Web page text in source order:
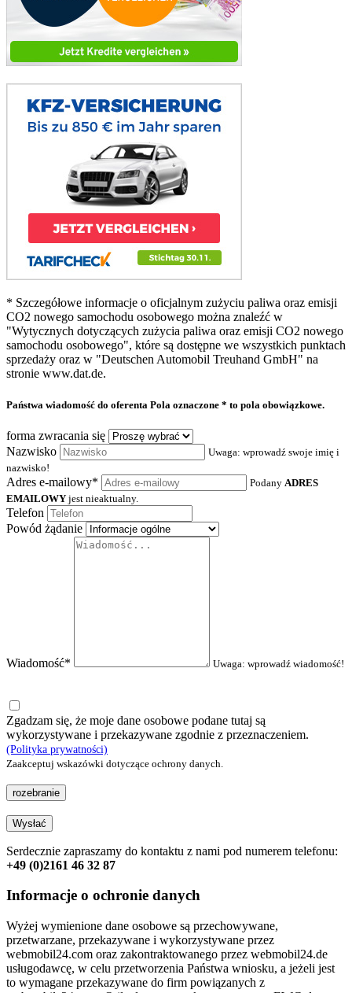
* Szczegółowe informacje o oficjalnym zużyciu paliwa oraz emisji
CO2 nowego samochodu osobowego można znaleźć w
"Wytycznych dotyczących zużycia paliwa oraz emisji CO2 nowego
samochodu osobowego", które są dostępne we wszystkich punktach
sprzedaży oraz w "Deutschen Automobil Treuhand GmbH" na
stronie www.dat.de.
Państwa wiadomość do oferenta Pola oznaczone * to pola obowiązkowe.
forma zwracania się
Nazwisko
Uwaga: wprowadź swoje imię i
nazwisko!
Adres e-mailowy* Podany ADRES
EMAILOWY jest nieaktualny.
Telefon
Powód żądanie
Wiadomość* Uwaga: wprowadź wiadomość!
Zgadzam się, że moje dane osobowe podane tutaj są
wykorzystywane i przekazywane zgodnie z przeznaczeniem.
(Polityka prywatności)
Zaakceptuj wskazówki dotyczące ochrony danych.
rozebranie
Wysłać
Serdecznie zapraszamy do kontaktu z nami pod numerem telefonu:
+49 (0)2161 46 32 87
Informacje o ochronie danych
Wyżej wymienione dane osobowe są przechowywane,
przetwarzane, przekazywane i wykorzystywane przez
webmobil24.com oraz zakontraktowanego przez webmobil24.de
usługodawcę, w celu przetworzenia Państwa wniosku, a jeżeli jest
to wymagane przekazywane do firm powiązanych z